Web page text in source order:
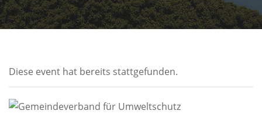
Diese event hat bereits stattgefunden.